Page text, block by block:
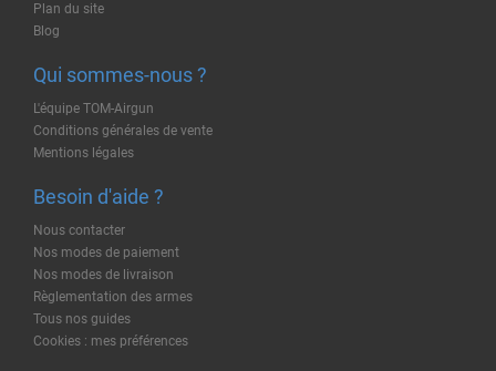
Plan du site
Blog
Qui sommes-nous ?
L'équipe TOM-Airgun
Conditions générales de vente
Mentions légales
Besoin d'aide ?
Nous contacter
Nos modes de paiement
Nos modes de livraison
Règlementation des armes
Tous nos guides
Cookies : mes préférences